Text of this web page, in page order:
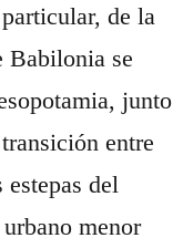
de la
Babilonia se
junto
entre
del
menor